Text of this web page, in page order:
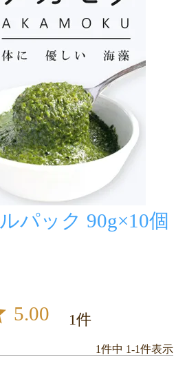
パック 90g×10個
5.00 1
1件中 1-1件表示